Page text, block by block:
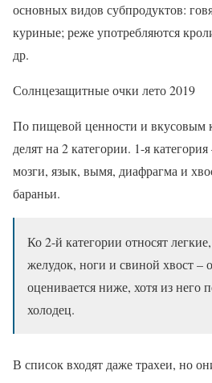
основных видов субпродуктов:
куриные; реже употребляются
др.
Солнцезащитные очки лето 2019
По пищевой ценности и вкусовым
делят на 2 категории. 1-я
мозги, язык, вымя, диафрагма и
бараньи.
Ко 2-й категории относят
желудок, ноги и свиной хвост –
оценивается ниже, хотя из него
холодец.
В список входят даже трахеи, но